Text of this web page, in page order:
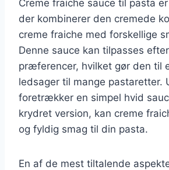
Creme fraiche sauce til pasta
der kombinerer den cremede
creme fraiche med forskellige
Denne sauce kan tilpasses
præferencer, hvilket gør den til
ledsager til mange pastaretter.
foretrækker en simpel hvid
krydret version, kan creme
og fyldig smag til din pasta.
En af de mest tiltalende